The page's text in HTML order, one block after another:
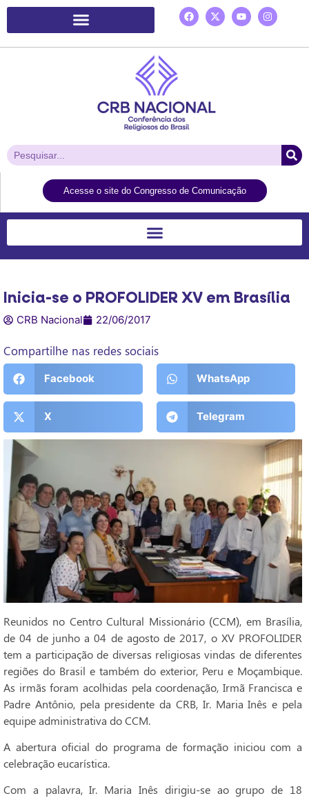
Acesse o site do Congresso de Comunicação
Inicia-se o PROFOLIDER XV em Brasília
CRB Nacional 22/06/2017
Compartilhe nas redes sociais
Facebook WhatsApp
X Telegram
Reunidos no Centro Cultural Missionário (CCM), em Brasília,
de 04 de junho a 04 de agosto de 2017, o XV PROFOLIDER
tem a participação de diversas religiosas vindas de diferentes
regiões do Brasil e também do exterior, Peru e Moçambique.
As irmãs foram acolhidas pela coordenação, Irmã Francisca e
Padre Antônio, pela presidente da CRB, Ir. Maria Inês e pela
equipe administrativa do CCM.
A abertura oficial do programa de formação iniciou com a
celebração eucarística.
Com a palavra, Ir. Maria Inês dirigiu-se ao grupo de 18